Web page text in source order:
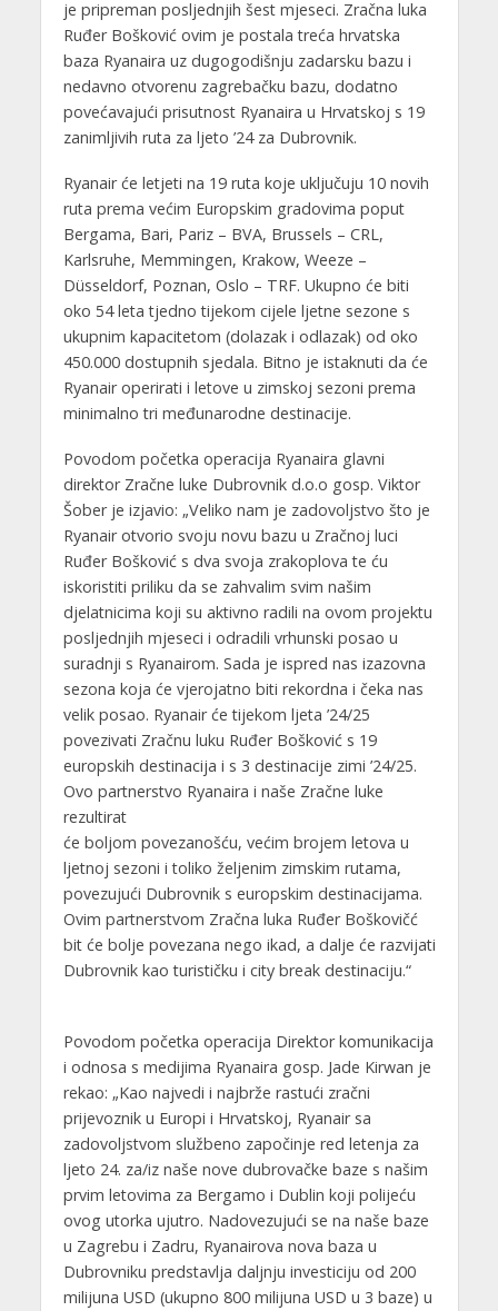
je pripreman posljednjih šest mjeseci. Zračna luka
Ruđer Bošković ovim je postala treća hrvatska
baza Ryanaira uz dugogodišnju zadarsku bazu i
nedavno otvorenu zagrebačku bazu, dodatno
povećavajući prisutnost Ryanaira u Hrvatskoj s 19
zanimljivih ruta za ljeto ’24 za Dubrovnik.
Ryanair će letjeti na 19 ruta koje uključuju 10 novih
ruta prema većim Europskim gradovima poput
Bergama, Bari, Pariz – BVA, Brussels – CRL,
Karlsruhe, Memmingen, Krakow, Weeze –
Düsseldorf, Poznan, Oslo – TRF. Ukupno će biti
oko 54 leta tjedno tijekom cijele ljetne sezone s
ukupnim kapacitetom (dolazak i odlazak) od oko
450.000 dostupnih sjedala. Bitno je istaknuti da će
Ryanair operirati i letove u zimskoj sezoni prema
minimalno tri međunarodne destinacije.
Povodom početka operacija Ryanaira glavni
direktor Zračne luke Dubrovnik d.o.o gosp. Viktor
Šober je izjavio: „Veliko nam je zadovoljstvo što je
Ryanair otvorio svoju novu bazu u Zračnoj luci
Ruđer Bošković s dva svoja zrakoplova te ću
iskoristiti priliku da se zahvalim svim našim
djelatnicima koji su aktivno radili na ovom projektu
posljednjih mjeseci i odradili vrhunski posao u
suradnji s Ryanairom. Sada je ispred nas izazovna
sezona koja će vjerojatno biti rekordna i čeka nas
velik posao. Ryanair će tijekom ljeta ’24/25
povezivati Zračnu luku Ruđer Bošković s 19
europskih destinacija i s 3 destinacije zimi ’24/25.
Ovo partnerstvo Ryanaira i naše Zračne luke
rezultirat
će boljom povezanošću, većim brojem letova u
ljetnoj sezoni i toliko željenim zimskim rutama,
povezujući Dubrovnik s europskim destinacijama.
Ovim partnerstvom Zračna luka Ruđer Boškovičć
bit će bolje povezana nego ikad, a dalje će razvijati
Dubrovnik kao turističku i city break destinaciju.“
Povodom početka operacija Direktor komunikacija
i odnosa s medijima Ryanaira gosp. Jade Kirwan je
rekao: „Kao najvedi i najbrže rastući zračni
prijevoznik u Europi i Hrvatskoj, Ryanair sa
zadovoljstvom službeno započinje red letenja za
ljeto 24. za/iz naše nove dubrovačke baze s našim
prvim letovima za Bergamo i Dublin koji polijeću
ovog utorka ujutro. Nadovezujući se na naše baze
u Zagrebu i Zadru, Ryanairova nova baza u
Dubrovniku predstavlja daljnju investiciju od 200
milijuna USD (ukupno 800 milijuna USD u 3 baze) u